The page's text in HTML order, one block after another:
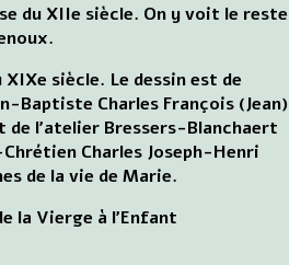
du XIIe siècle. On y voit le reste
siècle. Le dessin est de
Baptiste Charles François (Jean)
de l'atelier Bressers-Blanchaert
Charles Joseph-Henri
de la vie de Marie.
la Vierge à l'Enfant